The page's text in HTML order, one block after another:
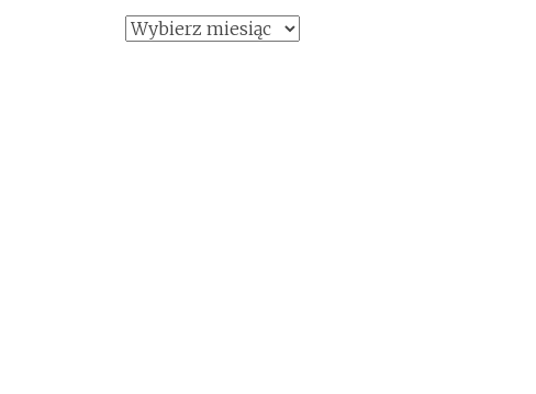
Archiwum